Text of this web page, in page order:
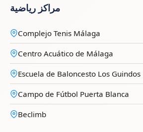
مراكز رياضية
Complejo Tenis Málaga
Centro Acuático de Málaga
Escuela de Baloncesto Los Guindos
Campo de Fútbol Puerta Blanca
Beclimb